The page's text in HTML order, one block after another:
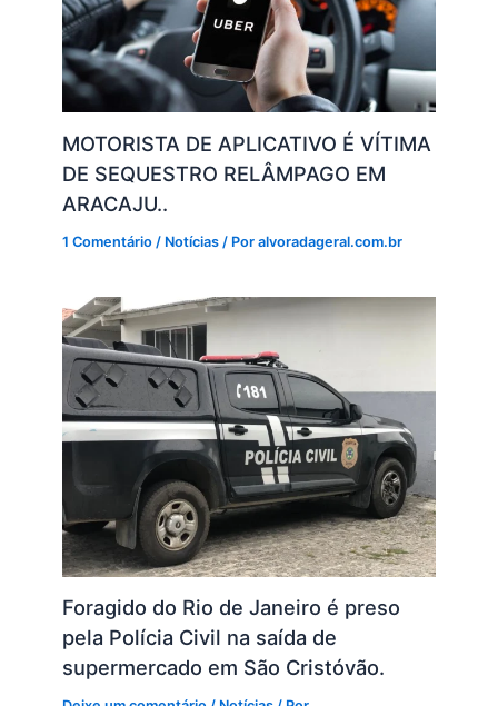
MOTORISTA DE APLICATIVO É VÍTIMA
DE SEQUESTRO RELÂMPAGO EM
ARACAJU..
1 Comentário / Notícias / Poralvoradageral.com.br
Foragido do Rio de Janeiro é preso
pela Polícia Civil na saída de
supermercado em São Cristóvão.